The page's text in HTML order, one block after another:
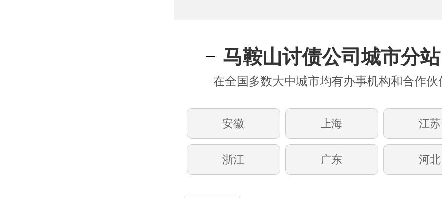
马鞍山讨债公司城市分站
在全国多数大中城市均有办事机构和合作伙
安徽 上海 江苏
浙江 广东 河北